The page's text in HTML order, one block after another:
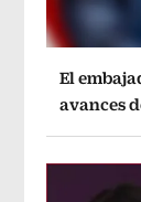
El
avances